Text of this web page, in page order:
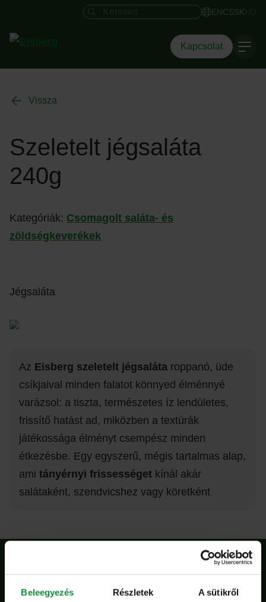
Beleegyezés Részletek A sütikről
Keresés mező ENCSSK
Kapcsolat
Vissza
Szeletelt jégsaláta
240g
Kategóriák: Csomagolt saláta- és
zöldségkeverékek
Jégsaláta
Az Eisberg szeletelt jégsaláta roppanó, üde
csíkjaival minden falatot könnyed élménnyé
varázsol: a tiszta, természetes íz lendületes,
frissítő hatást ad, miközben a textúrák
játékossága élményt csempész minden
étkezésbe. Egy egyszerű, mégis tartalmas alap,
ami tányérnyi frissességet kínál akár
salátaként, szendvicshez vagy köretként
Szeletelt jégsaláta recept!